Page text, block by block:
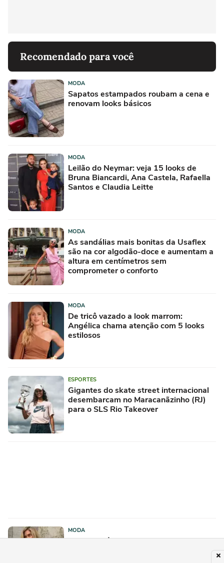
Recomendado para você
MODA
Sapatos estampados roubam a cena e
renovam looks básicos
MODA
Leilão do Neymar: veja 15 looks de
Bruna Biancardi, Ana Castela, Rafaella
Santos e Claudia Leitte
MODA
As sandálias mais bonitas da Usaflex
são na cor algodão-doce e aumentam a
altura em centímetros sem
comprometer o conforto
MODA
De tricô vazado a look marrom:
Angélica chama atenção com 5 looks
estilosos
ESPORTES
Gigantes do skate street internacional
desembarcam no Maracanãzinho (RJ)
para o SLS Rio Takeover
MODA
Os novos tênis New Balance na cor